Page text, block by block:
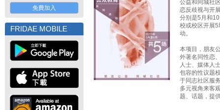
免費加入
FRIDAE MOBILE
公益和同城社
恋反歧视与开
分别是5月和
校或校区开展
动。
本项目，朋友
外著名同性恋
人士、媒体人
包容的性议题
于同志社区服
多元视角来客
题、话题，提